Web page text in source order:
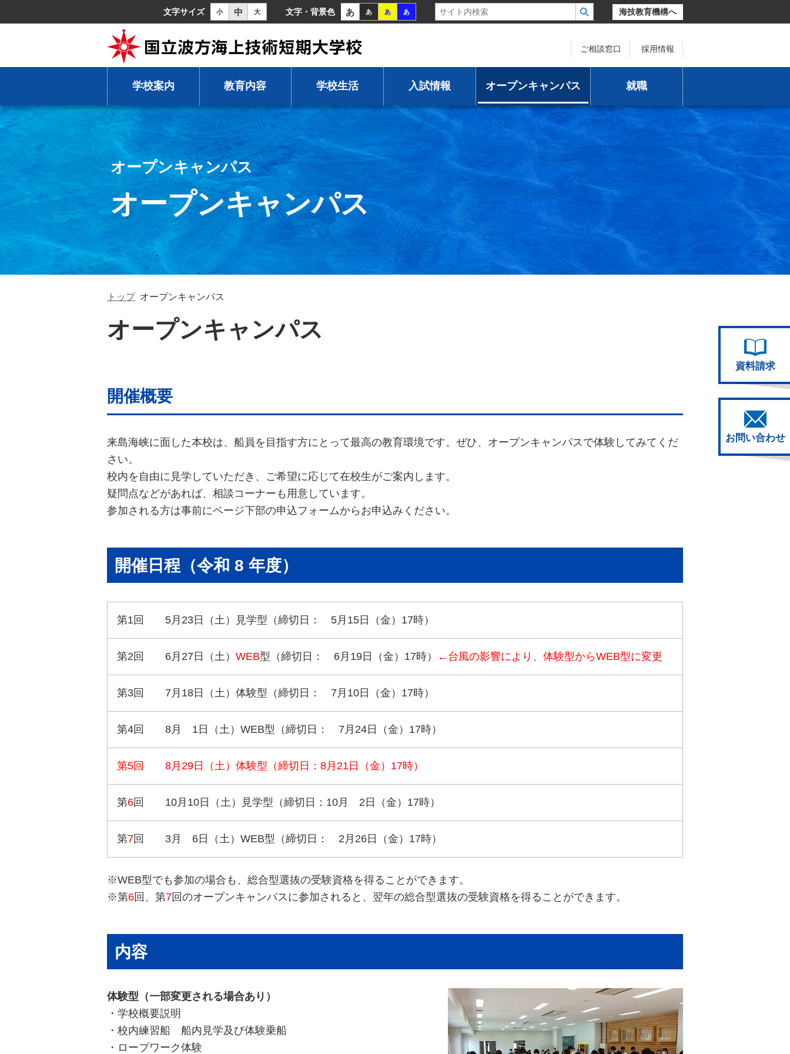
文字サイズ 小 中 大 文字・背景色 あ あ あ あ 海技教育機構へ
ご相談窓口 採用情報
学校案内 教育内容 学校生活 入試情報 オープンキャンパス 就職
オープンキャンパス
オープンキャンパス
トップ オープンキャンパス
資料請求
お問い合わせ
オープンキャンパス
開催概要
来島海峡に面した本校は、船員を目指す方にとって最高の教育環境です。ぜひ、オープンキャンパスで体験してみてくだ
さい。
校内を自由に見学していただき、ご希望に応じて在校生がご案内します。
疑問点などがあれば、相談コーナーも用意しています。
参加される方は事前にページ下部の申込フォームからお申込みください。
開催日程（令和 8 年度）
第1回 5月23日（土）見学型（締切日： 5月15日（金）17時）
第2回 6月27日（土） WEB型（締切日： 6月19日（金）17時） ←台風の影響により、体験型からWEB型に変更
第3回 7月18日（土）体験型（締切日： 7月10日（金）17時）
第4回 8月 1日（土）WEB型（締切日： 7月24日（金）17時）
第5回 8月29日（土）体験型（締切日：8月21日（金）17時）
第6回 10月10日（土）見学型（締切日：10月 2日（金）17時）
第7回 3月 6日（土）WEB型（締切日： 2月26日（金）17時）
※WEB型でも参加の場合も、総合型選抜の受験資格を得ることができます。
※第6回、第7回のオープンキャンパスに参加されると、翌年の総合型選抜の受験資格を得ることができます。
内容
体験型（一部変更される場合あり）
・学校概要説明
・校内練習船 船内見学及び体験乗船
・ロープワーク体験